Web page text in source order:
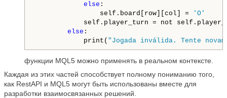
else :
self.board[row][col] =
'O'
self.player_turn = not
else :
print( "Jogada inválida. Tente
функции MQL5 можно применять в реальном контексте.
Каждая из этих частей способствует полному пониманию того,
как RestAPI и MQL5 могут быть использованы вместе для
разработки взаимосвязанных решений.